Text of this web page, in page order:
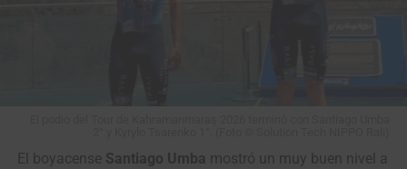
#CiclismoColombiano
#Colombia
El boyacense Santiago Umba mostró un muy buen nivel a